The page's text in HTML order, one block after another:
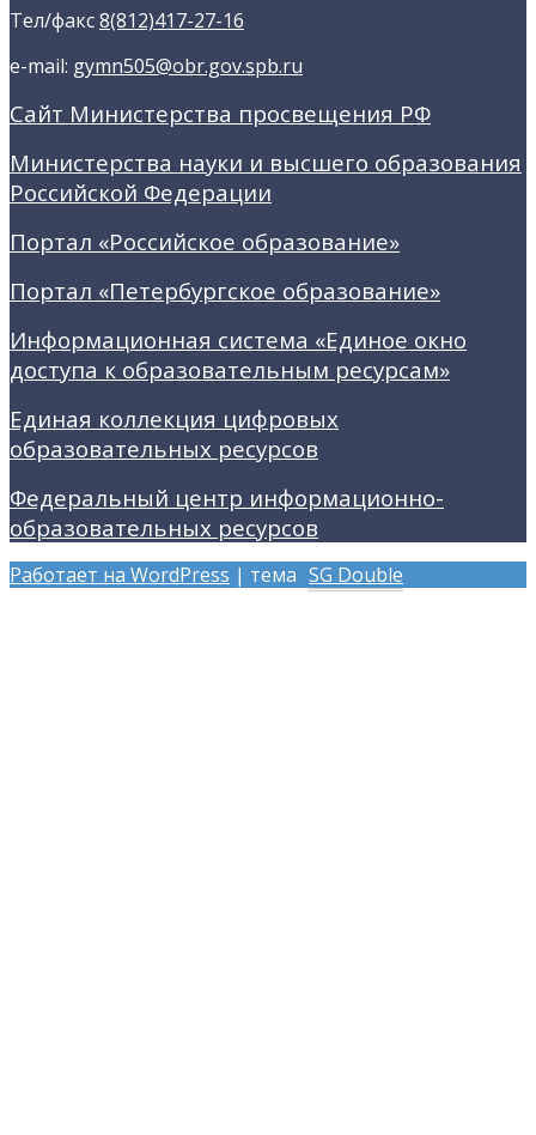
Тел/факс8(812)417-27-16
e-mail: gymn505@obr.gov.spb.ru
Сайт Министерства просвещения РФ
Министерства науки и высшего образования
Российской Федерации
Портал «Российское образование»
Портал «Петербургское образование»
Информационная система «Единое окно
доступа к образовательным ресурсам»
Единая коллекция цифровых
образовательных ресурсов
Федеральный центр информационно-
образовательных ресурсов
Работает на WordPress | тема SG Double